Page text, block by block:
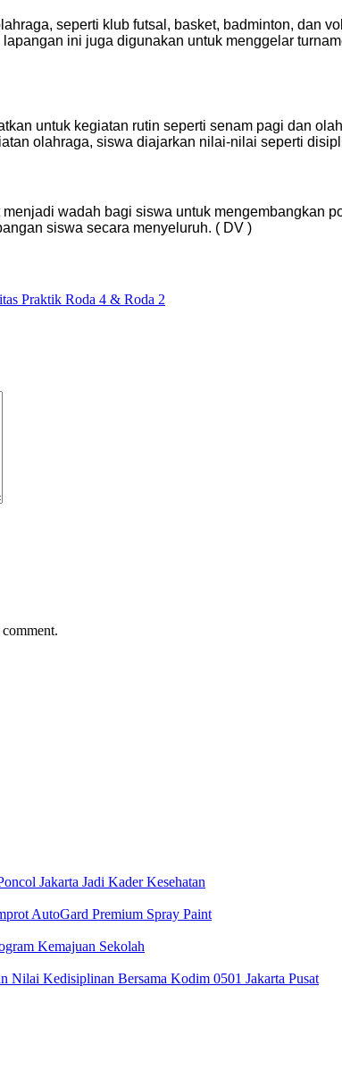
seperti klub futsal, basket, badminton, dan
ini juga digunakan untuk menggelar
untuk kegiatan rutin seperti senam pagi dan
olahraga, siswa diajarkan nilai-nilai seperti
wadah bagi siswa untuk mengembangkan
siswa secara menyeluruh. ( DV )
Praktik Roda 4 & Roda 2
Jakarta Jadi Kader Kesehatan
AutoGard Premium Spray Paint
Kemajuan Sekolah
Nilai Kedisiplinan Bersama Kodim 0501 Jakarta Pusat